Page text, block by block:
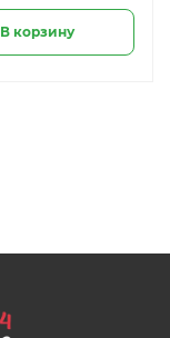
В корзину